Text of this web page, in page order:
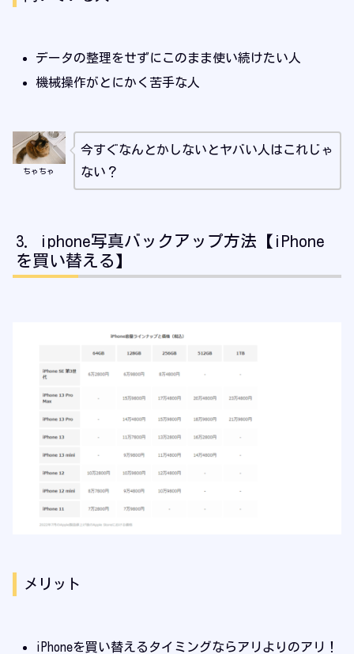
データの整理をせずにこのまま使い続けたい人
機械操作がとにかく苦手な人
ちゃちゃ
今すぐなんとかしないとヤバい人はこれじゃ
ない？
iphone写真バックアップ方法【iPhone
を買い替える】
メリット
iPhoneを買い替えるタイミングならアリよりのアリ！